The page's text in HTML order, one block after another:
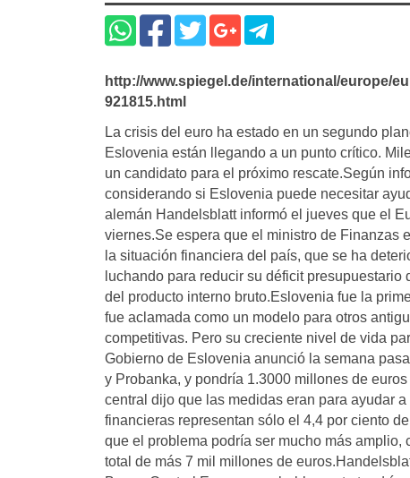
http://www.spiegel.de/international/europe/
921815.html
La crisis del euro ha estado en un segundo
Eslovenia están llegando a un punto crítico.
un candidato para el próximo rescate.Según
considerando si Eslovenia puede necesitar
alemán Handelsblatt informó el jueves que el
viernes.Se espera que el ministro de Finanzas
la situación financiera del país, que se ha
luchando para reducir su déficit
del producto interno bruto.Eslovenia fue la
fue aclamada como un modelo para otros
competitivas. Pero su creciente nivel de vida
Gobierno de Eslovenia anunció la semana
y Probanka, y pondría 1.3000 millones de
central dijo que las medidas eran para ayudar
financieras representan sólo el 4,4 por ciento
que el problema podría ser mucho más
total de más 7 mil millones de